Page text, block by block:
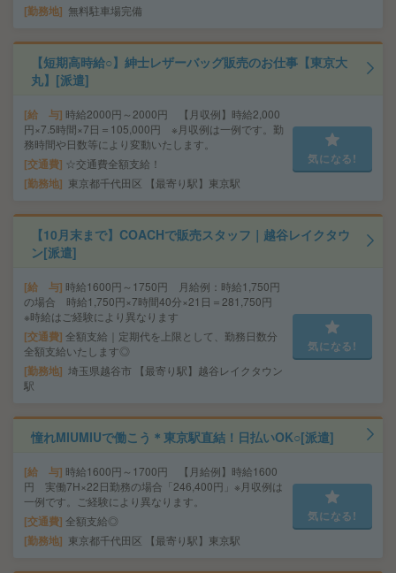
勤務地 無料駐車場完備
【短期高時給○】紳士レザーバッグ販売のお仕事【東京大
丸】[派遣]
給 与 時給2000円～2000円 【月収例】時給2,000
円×7.5時間×7日＝105,000円 ※月収例は一例です。勤
務時間や日数等により変動いたします。
交通費 ☆交通費全額支給！
勤務地 東京都千代田区 【最寄り駅】東京駅
気になる!
【10月末まで】COACHで販売スタッフ｜越谷レイクタウ
ン[派遣]
給 与 時給1600円～1750円 月給例：時給1,750円
の場合 時給1,750円×7時間40分×21日＝281,750円
※時給はご経験により異なります
交通費 全額支給｜定期代を上限として、勤務日数分
全額支給いたします◎
勤務地 埼玉県越谷市 【最寄り駅】越谷レイクタウン
駅
気になる!
憧れMIUMIUで働こう＊東京駅直結！日払いOK○[派遣]
給 与 時給1600円～1700円 【月給例】時給1600
円 実働7H×22日勤務の場合「246,400円」※月収例は
一例です。ご経験により異なります。
交通費 全額支給◎
勤務地 東京都千代田区 【最寄り駅】東京駅
気になる!